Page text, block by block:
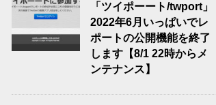
「ツイポーート/twport」
2022年6月いっぱいでレ
ポートの公開機能を終了
します【8/1 22時からメ
ンテナンス】